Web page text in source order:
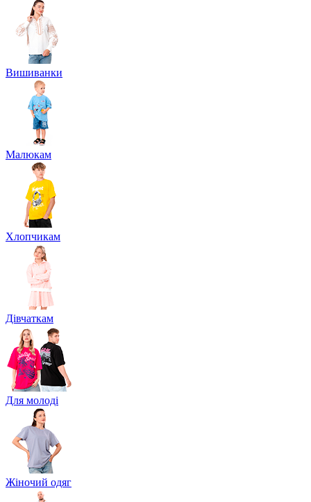
Вишиванки
Малюкам
Хлопчикам
Дівчаткам
Для молоді
Жіночий одяг